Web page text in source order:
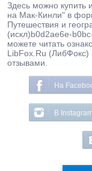
Здесь можно купить
на Мак-Кинли" в
Путешествия и
(искл)b0d2ae6e-
можете читать
LibFox.Ru (ЛибФокс)
отзывами.
На
В Instagram